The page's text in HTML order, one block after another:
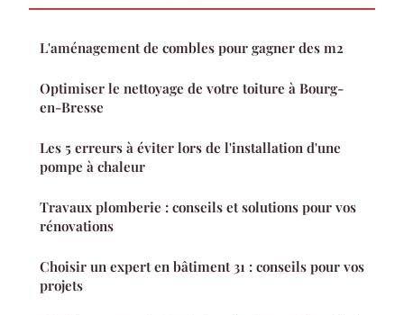
L'aménagement de combles pour gagner des m2
Optimiser le nettoyage de votre toiture à Bourg-
en-Bresse
Les 5 erreurs à éviter lors de l'installation d'une
pompe à chaleur
Travaux plomberie : conseils et solutions pour vos
rénovations
Choisir un expert en bâtiment 31 : conseils pour vos
projets